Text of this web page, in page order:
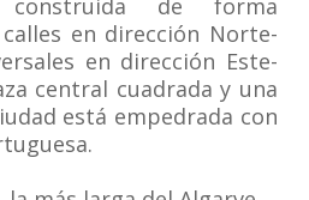
de forma
en dirección Norte-
en dirección Este-
central cuadrada y una
está empedrada con